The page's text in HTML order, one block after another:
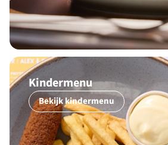
Kindermenu
Bekijk kindermenu